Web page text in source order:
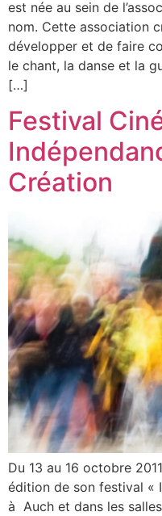
est née au sein de
nom. Cette association
développer et de faire
le chant, la danse et la
[…]
Festival
Création
Du 13 au 16 octobre
édition de son festival «
à Auch et dans les